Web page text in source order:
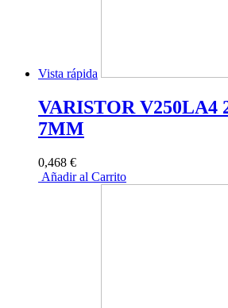
Vista rápida
VARISTOR V250LA4
7MM
0,468 €
Añadir al Carrito